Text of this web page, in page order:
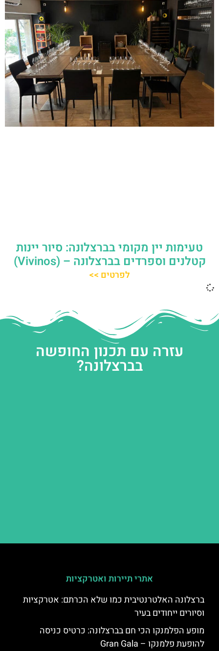
טעימות יין מקומי בברצלונה: סיור יינות
קטלנים וספרדים בברצלונה – (Vivinos)
לפרטים >>
עזרה עם תכנון החופשה
בברצלונה?
אתרי תיירות ואטרקציות
ברצלונה האלטרנטיבית כמו שלא הכרתם: אטרקציות
וסיורים ייחודים בעיר
מופע הפלמנקו הכי חם בברצלונה: כרטיס כניסה
להופעת פלמנקו – Gran Gala